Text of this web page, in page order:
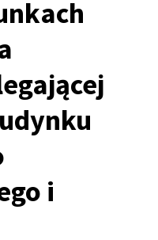
i